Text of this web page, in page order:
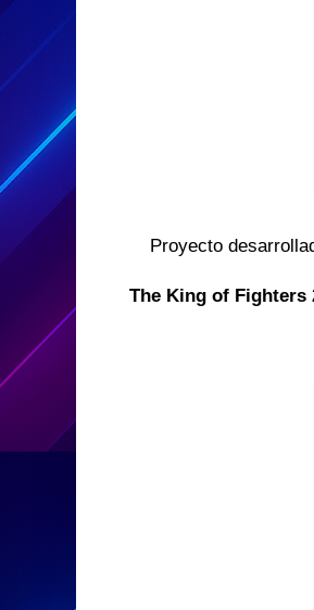
Proyecto
The King of Fighters